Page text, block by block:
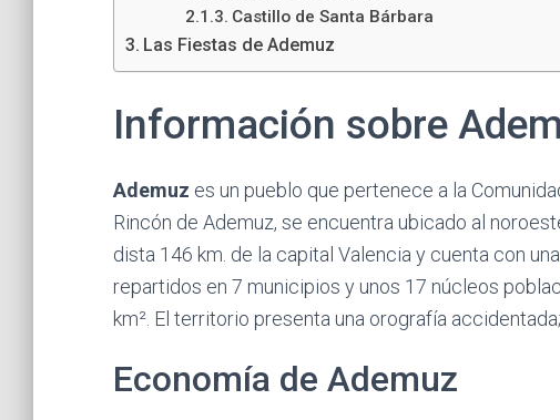
Castillo de Santa Bárbara
Las Fiestas de Ademuz
Información sobre
Ademuz es un pueblo que pertenece a la
Rincón de Ademuz, se encuentra ubicado al
dista 146 km. de la capital Valencia y cuenta con
repartidos en 7 municipios y unos 17 núcleos
km². El territorio presenta una orografía
Economía de Ademuz